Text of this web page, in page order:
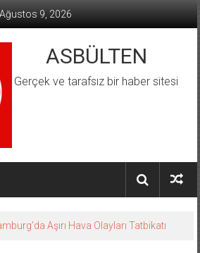
9, 2026
ASBÜLTEN
Gerçek ve tarafsız bir haber sitesi
Aşırı Hava Olayları Tatbikatı